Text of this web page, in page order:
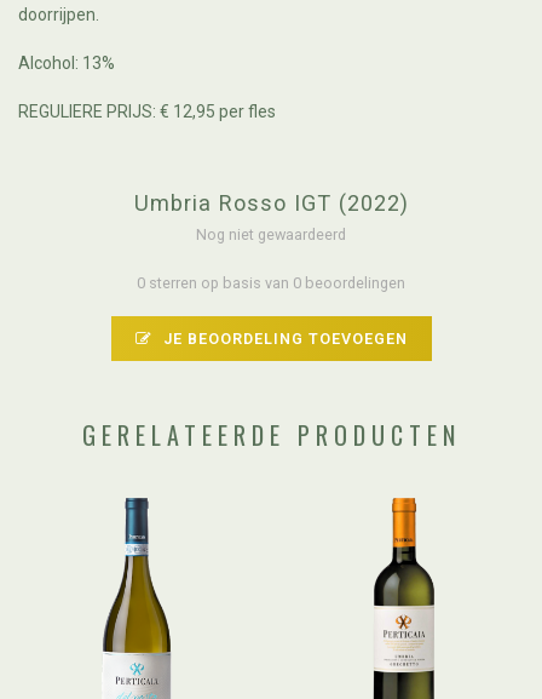
doorrijpen.
Alcohol: 13%
REGULIERE PRIJS: € 12,95 per fles
Umbria Rosso IGT (2022)
Nog niet gewaardeerd
0 sterren op basis van 0 beoordelingen
JE BEOORDELING TOEVOEGEN
GERELATEERDE PRODUCTEN